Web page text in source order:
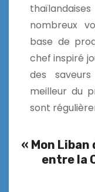
nombreux
base de
chef inspiré
des
meilleur du
sont
« Mon Liban
entre la